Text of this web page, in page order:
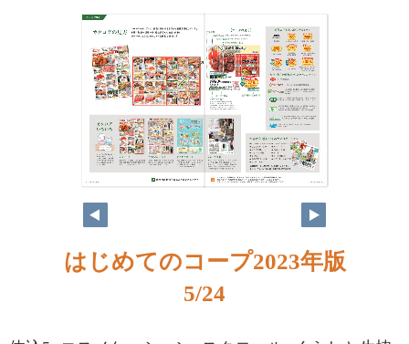
5
はじめてのコープ2023年版
5/24